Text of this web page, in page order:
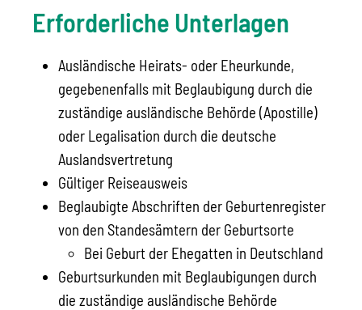
Erforderliche Unterlagen
Ausländische Heirats- oder Eheurkunde,
gegebenenfalls mit Beglaubigung durch die
zuständige ausländische Behörde (Apostille)
oder Legalisation durch die deutsche
Auslandsvertretung
Gültiger Reiseausweis
Beglaubigte Abschriften der Geburtenregister
von den Standesämtern der Geburtsorte
Bei Geburt der Ehegatten in Deutschland
Geburtsurkunden mit Beglaubigungen durch
die zuständige ausländische Behörde